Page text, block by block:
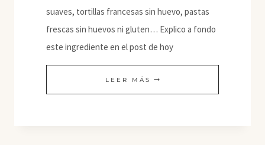
suaves, tortillas francesas sin huevo, pastas
frescas sin huevos ni gluten… Explico a fondo
este ingrediente en el post de hoy
LEER MÁS GOMA
XANTANA